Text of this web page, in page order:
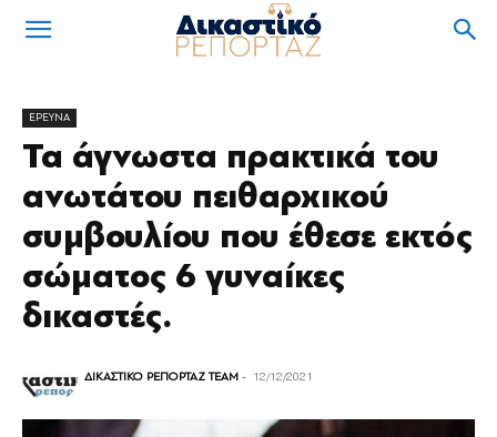
ΕΡΕΥΝΑ
Τα άγνωστα πρακτικά του
ανωτάτου πειθαρχικού
συμβουλίου που έθεσε εκτός
σώματος 6 γυναίκες
δικαστές.
ΔΙΚΑΣΤΙΚΟ ΡΕΠΟΡΤΑΖ TEAM - 12/12/2021